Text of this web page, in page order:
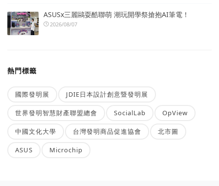
ASUSx三麗鷗耍酷聯萌 潮玩開學祭搶抱AI筆電！
2026/08/07
熱門標籤
國際發明展 JDIE日本設計創意暨發明展
世界發明智慧財產聯盟總會 SocialLab OpView
中國文化大學 台灣發明商品促進協會 北市圖
ASUS Microchip